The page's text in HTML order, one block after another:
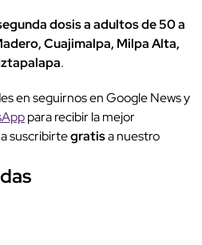
dosis a adultos de 50 a
Cuajimalpa, Milpa Alta,
.
en seguirnos en Google News y
para recibir la mejor
suscribirtegratisa nuestro